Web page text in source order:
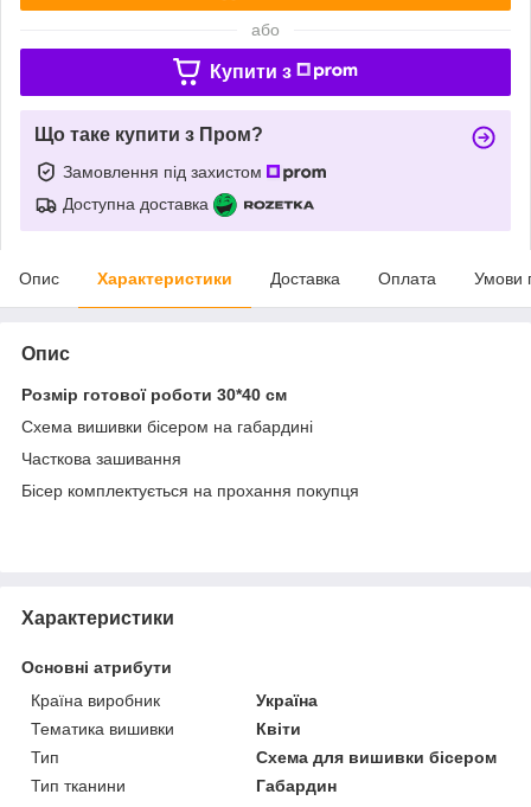
або
Купити з
Що таке купити з Пром?
Замовлення під захистом
Доступна доставка
Опис Характеристики Доставка Оплата Умови
Опис
Розмір готової роботи 30*40 см
Схема вишивки бісером на габардині
Часткова зашивання
Бісер комплектується на прохання покупця
Характеристики
Основні атрибути
Країна виробник
Україна
Тематика вишивки
Квіти
Тип
Схема для вишивки бісером
Тип тканини
Габардин